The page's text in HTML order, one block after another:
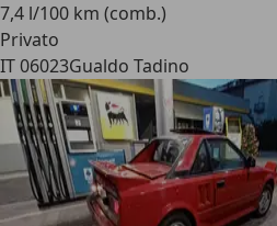
7,4 l/100 km (comb.)
Privato
IT 06023Gualdo Tadino